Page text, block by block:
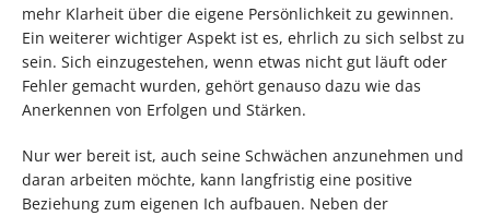
mehr Klarheit über die eigene Persönlichkeit zu gewinnen.
Ein weiterer wichtiger Aspekt ist es, ehrlich zu sich selbst zu
sein. Sich einzugestehen, wenn etwas nicht gut läuft oder
Fehler gemacht wurden, gehört genauso dazu wie das
Anerkennen von Erfolgen und Stärken.
Nur wer bereit ist, auch seine Schwächen anzunehmen und
daran arbeiten möchte, kann langfristig eine positive
Beziehung zum eigenen Ich aufbauen. Neben der